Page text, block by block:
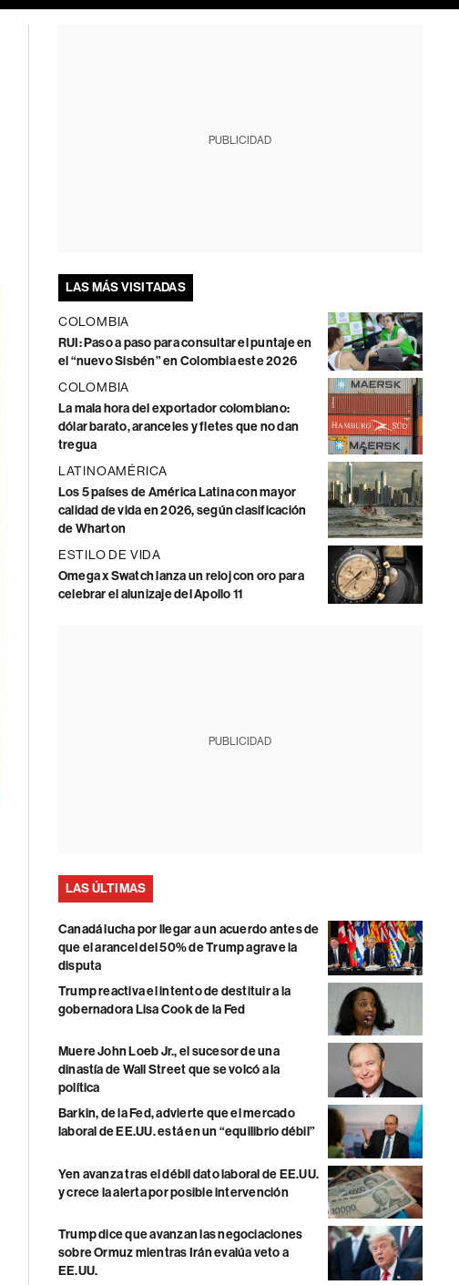
PUBLICIDAD
LAS MÁS VISITADAS
COLOMBIA
RUI: Paso a paso para consultar el puntaje en
el “nuevo Sisbén” en Colombia este 2026
COLOMBIA
La mala hora del exportador colombiano:
dólar barato, aranceles y fletes que no dan
tregua
LATINOAMÉRICA
Los 5 países de América Latina con mayor
calidad de vida en 2026, según clasificación
de Wharton
ESTILO DE VIDA
Omega x Swatch lanza un reloj con oro para
celebrar el alunizaje del Apollo 11
PUBLICIDAD
LAS ÚLTIMAS
Canadá lucha por llegar a un acuerdo antes de
que el arancel del 50% de Trump agrave la
disputa
Trump reactiva el intento de destituir a la
gobernadora Lisa Cook de la Fed
Muere John Loeb Jr., el sucesor de una
dinastía de Wall Street que se volcó a la
política
Barkin, de la Fed, advierte que el mercado
laboral de EE.UU. está en un “equilibrio débil”
Yen avanza tras el débil dato laboral de EE.UU.
y crece la alerta por posible intervención
Trump dice que avanzan las negociaciones
sobre Ormuz mientras Irán evalúa veto a
EE.UU.